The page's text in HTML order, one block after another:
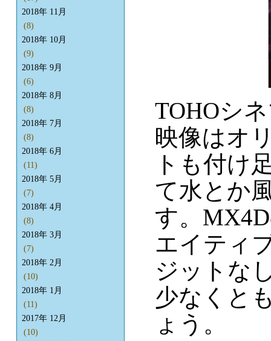
TOHOシ
映像はオ
トも付け
て水とか
す。
エイティ
ジットな
少なくと
ょう。
2018年 11月
(8)
2018年 10月
(9)
2018年 9月
(6)
2018年 8月
(8)
2018年 7月
(8)
2018年 6月
(11)
2018年 5月
(7)
2018年 4月
(8)
2018年 3月
(7)
2018年 2月
(10)
2018年 1月
(11)
2017年 12月
(10)